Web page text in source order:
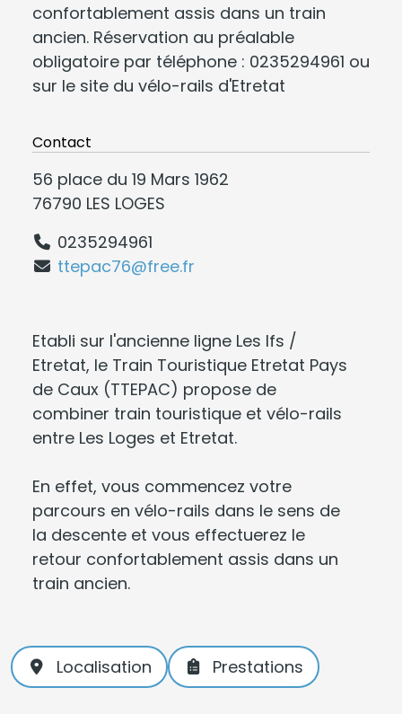
confortablement assis dans un train
ancien. Réservation au préalable
obligatoire par téléphone : 0235294961 ou
sur le site du vélo-rails d'Etretat
Contact
56 place du 19 Mars 1962
76790 LES LOGES
0235294961
ttepac76@free.fr
Etabli sur l'ancienne ligne Les Ifs /
Etretat, le Train Touristique Etretat Pays
de Caux (TTEPAC) propose de
combiner train touristique et vélo-rails
entre Les Loges et Etretat.
En effet, vous commencez votre
parcours en vélo-rails dans le sens de
la descente et vous effectuerez le
retour confortablement assis dans un
train ancien.
Localisation Prestations